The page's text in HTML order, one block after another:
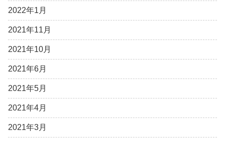
2022年1月
2021年11月
2021年10月
2021年6月
2021年5月
2021年4月
2021年3月